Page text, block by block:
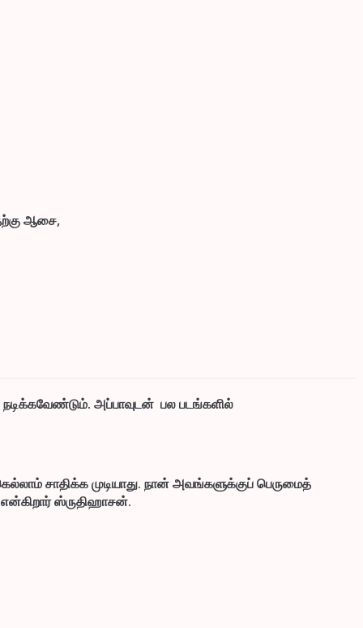
ஆசை,
அப்பாவுடன் பல படங்களில்
சாதிக்க முடியாது. நான் அவங்களுக்குப் பெருமைத்
ஸ்ருதிஹாசன்.